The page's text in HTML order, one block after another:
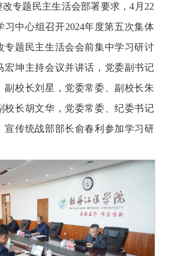
专题民主生活会部署要求，4 月 22
习中心组召开2024年度第五次集体
专题民主生活会会前集中学习研讨
宏坤主持会议并讲话 ，党委副书记
副校长刘星，党委常委、副校长朱
校长胡文华，党委常委、纪委书记
宣传统战部部长俞春利 参加学习研